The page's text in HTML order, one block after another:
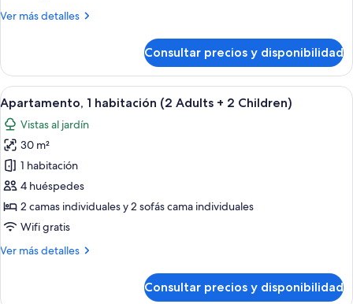
Adults)
Ver más detalles
Más
1
habitación
(2
Adults)
Consultar precios y disponibilidad
Abrir
todas
las
fotos
de
Apartamento,
1
habitación
Adults
Un balcón con mesa y sillas, un
6
Apartamento, 1 habitación (2 Adults + 2 Children)
Vistas al jardín
30 m²
1 habitación
4 huéspedes
2 camas individuales y 2 sofás cama individuales
Wifi gratis
Ver más detalles
Más
Consultar precios y disponibilidad